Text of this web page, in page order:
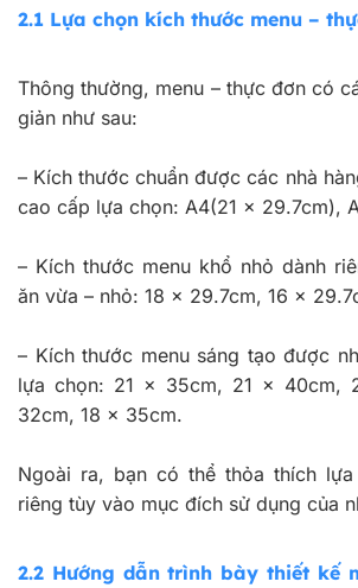
2.1 Lựa chọn kích thước menu –
Thông thường, menu – thực đơn có
giản như sau:
– Kích thước chuẩn được các nhà
cao cấp lựa chọn: A4(21 x 29.7cm),
– Kích thước menu khổ nhỏ dành
ăn vừa – nhỏ: 18 x 29.7cm, 16 x
– Kích thước menu sáng tạo được
lựa chọn: 21 x 35cm, 21 x 40cm,
32cm, 18 x 35cm.
Ngoài ra, bạn có thể thỏa thích
riêng tùy vào mục đích sử dụng của
2.2 Hướng dẫn trình bày thiết kế